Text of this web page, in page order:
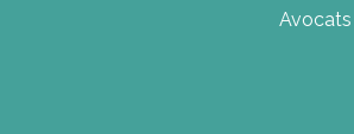
Avocats